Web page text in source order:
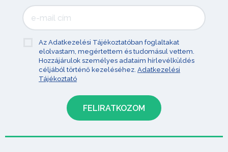
Az Adatkezelési Tájékoztatóban foglaltakat
elolvastam, megértettem és tudomásul vettem.
Hozzájárulok személyes adataim hírlevélküldés
céljából történő kezeléséhez. Adatkezelési
Tájékoztató